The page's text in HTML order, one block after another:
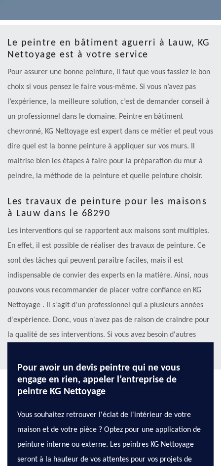
Le peintre en bâtiment aguerri à Lauw, KG
Nettoyage est à votre service
Pour assurer une bonne peinture, il faut que vous fassiez le bon
choix si vous pensez le faire vous-même. Si vous n’avez pas
l’expérience, la meilleure solution, c’est de demander conseil à
un professionnel dans le domaine. Peintre en bâtiment
chevronné, KG Nettoyage est expert dans ce métier et peut vous
dire quel est la bonne peinture à appliquer sur vos murs. Il
maitrise bien les étapes à faire pour la préparation du mur à
peindre, la méthode de la peinture et quelle peinture choisir.
Les travaux de peinture pour les maisons
à Lauw dans le 68290
Les interventions qui se rapportent aux maisons sont multiples.
En effet, il est possible de réaliser des travaux de peinture. Ce
sont des tâches qui peuvent paraître faciles, mais il est
indispensable de convier des experts en la matière. Ainsi, nous
pouvons vous recommander de placer votre confiance en KG
Nettoyage . Il s'agit d'un professionnel qui a plusieurs années
d'expérience. Donc, vous n'avez pas de raison de craindre pour
la qualité de ses interventions. Si vous avez besoin d'autres
Pour avoir un devis peintre qui ne vous
engage en rien, appeler l’entreprise de
peintre KG Nettoyage
Vous souhaitez retrouver l'éclat de l'intérieur de votre
maison et de votre pièce ? Optez pour une application de
peinture interne ou externe. Les peintres KG Nettoyage
seront à la hauteur de vos attentes pour vos projets de